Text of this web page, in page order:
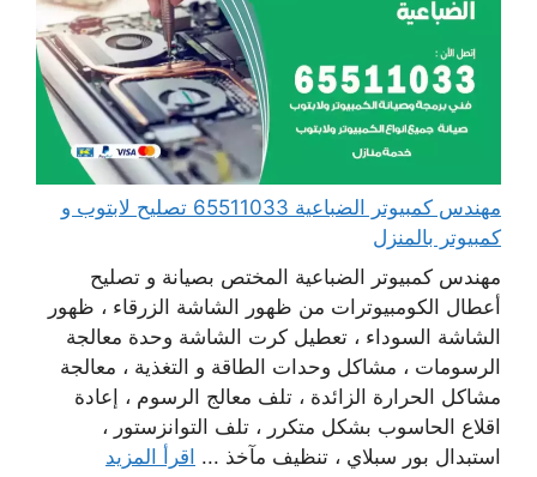
مهندس كمبيوتر الضباعية 65511033 تصليح لابتوب و
كمبيوتر بالمنزل
مهندس كمبيوتر الضباعية المختص بصيانة و تصليح
أعطال الكومبيوترات من ظهور الشاشة الزرقاء ، ظهور
الشاشة السوداء ، تعطيل كرت الشاشة وحدة معالجة
الرسومات ، مشاكل وحدات الطاقة و التغذية ، معالجة
مشاكل الحرارة الزائدة ، تلف معالج الرسوم ، إعادة
اقلاع الحاسوب بشكل متكرر ، تلف التوانزستور ،
استبدال بور سبلاي ، تنظيف مآخذ ... اقرأ المزيد